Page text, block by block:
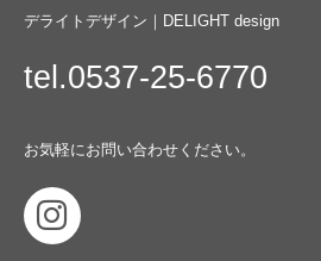
デライトデザイン｜DELIGHT design
tel.0537-25-6770
お気軽にお問い合わせください。